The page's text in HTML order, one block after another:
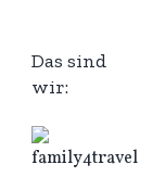
Das sind
wir: